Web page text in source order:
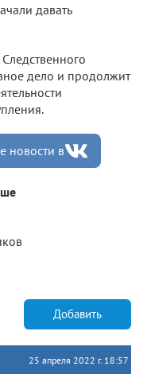
давать
дело и продолжит
новости в
Добавить
25 апреля 2022 г. 18:57